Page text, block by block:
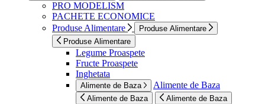
PRO MODELISM
PACHETE ECONOMICE
Produse Alimentare
Produse Alimentare
Produse Alimentare
Legume Proaspete
Fructe Proaspete
Inghetata
Alimente de Baza Alimente de Baza
Alimente de Baza Alimente de Baza